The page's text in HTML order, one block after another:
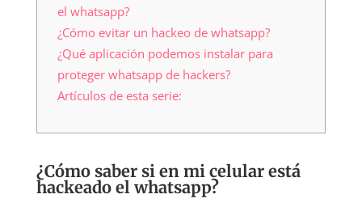
el whatsapp?
¿Cómo evitar un hackeo de whatsapp?
¿Qué aplicación podemos instalar para
proteger whatsapp de hackers?
Artículos de esta serie:
¿Cómo saber si en mi celular está
hackeado el whatsapp?